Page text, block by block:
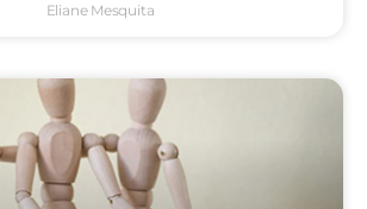
Eliane Mesquita